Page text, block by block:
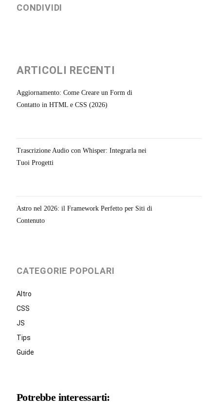
CONDIVIDI
ARTICOLI RECENTI
Aggiornamento: Come Creare un Form di
Contatto in HTML e CSS (2026)
Trascrizione Audio con Whisper: Integrarla nei
Tuoi Progetti
Astro nel 2026: il Framework Perfetto per Siti di
Contenuto
CATEGORIE POPOLARI
Altro
CSS
JS
Tips
Guide
Potrebbe interessarti: